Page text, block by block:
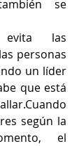
se
las
personas
un líder
que está
según la
el